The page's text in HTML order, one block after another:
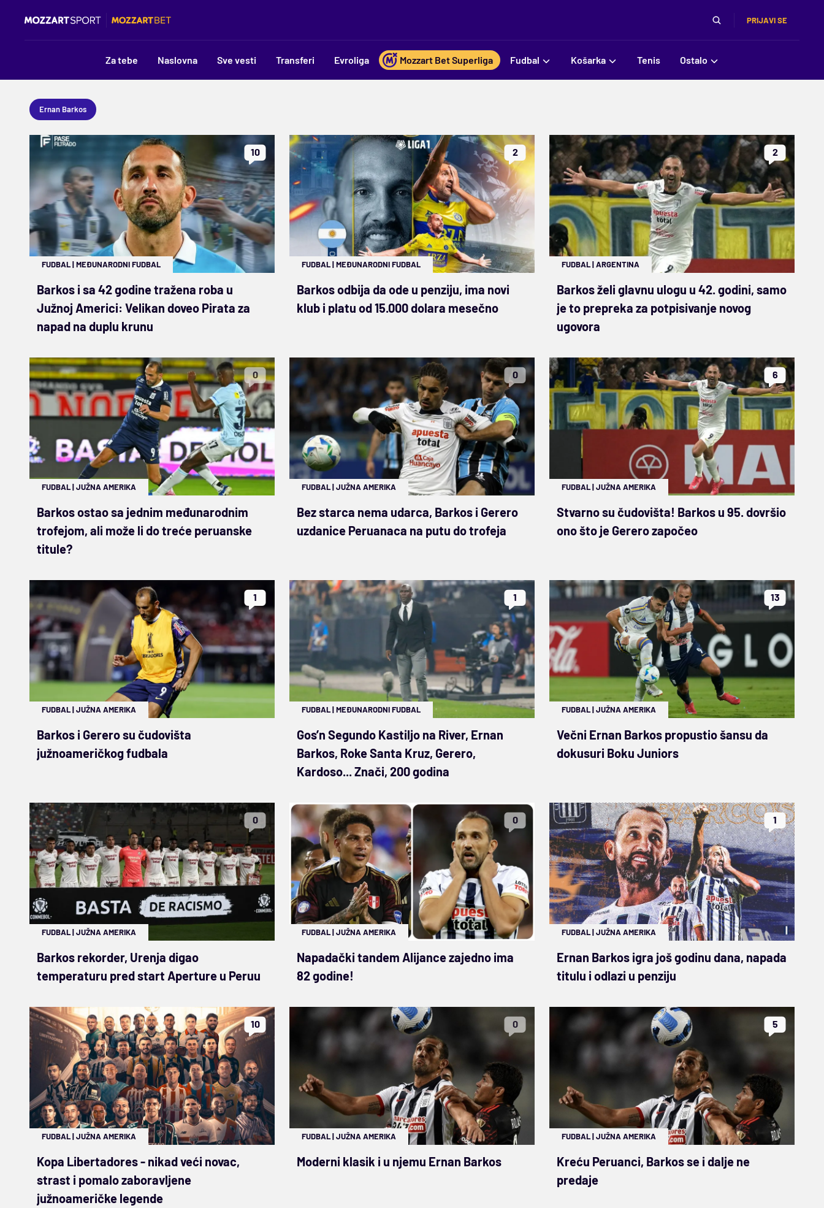
PRIJAVI SE
Za tebe Naslovna Sve vesti Transferi Evroliga Mozzart Bet Superliga Fudbal Košarka Tenis Ostalo
Ernan Barkos
10
FUDBAL|MEĐUNARODNI FUDBAL
Barkos i sa 42 godine tražena roba u
Južnoj Americi: Velikan doveo Pirata za
napad na duplu krunu
2
FUDBAL|MEĐUNARODNI FUDBAL
Barkos odbija da ode u penziju, ima novi
klub i platu od 15.000 dolara mesečno
2
FUDBAL|ARGENTINA
Barkos želi glavnu ulogu u 42. godini, samo
je to prepreka za potpisivanje novog
ugovora
0
FUDBAL|JUŽNA AMERIKA
Barkos ostao sa jednim međunarodnim
trofejom, ali može li do treće peruanske
titule?
0
FUDBAL|JUŽNA AMERIKA
Bez starca nema udarca, Barkos i Gerero
uzdanice Peruanaca na putu do trofeja
6
FUDBAL|JUŽNA AMERIKA
Stvarno su čudovišta! Barkos u 95. dovršio
ono što je Gerero započeo
1
FUDBAL|JUŽNA AMERIKA
Barkos i Gerero su čudovišta
južnoameričkog fudbala
1
FUDBAL|MEĐUNARODNI FUDBAL
Gos’n Segundo Kastiljo na River, Ernan
Barkos, Roke Santa Kruz, Gerero,
Kardoso... Znači, 200 godina
13
FUDBAL|JUŽNA AMERIKA
Večni Ernan Barkos propustio šansu da
dokusuri Boku Juniors
0
FUDBAL|JUŽNA AMERIKA
Barkos rekorder, Urenja digao
temperaturu pred start Aperture u Peruu
0
FUDBAL|JUŽNA AMERIKA
Napadački tandem Alijance zajedno ima
82 godine!
1
FUDBAL|JUŽNA AMERIKA
Ernan Barkos igra još godinu dana, napada
titulu i odlazi u penziju
10
FUDBAL|JUŽNA AMERIKA
Kopa Libertadores - nikad veći novac,
strast i pomalo zaboravljene
južnoameričke legende
0
FUDBAL|JUŽNA AMERIKA
Moderni klasik i u njemu Ernan Barkos
5
FUDBAL|JUŽNA AMERIKA
Kreću Peruanci, Barkos se i dalje ne
predaje